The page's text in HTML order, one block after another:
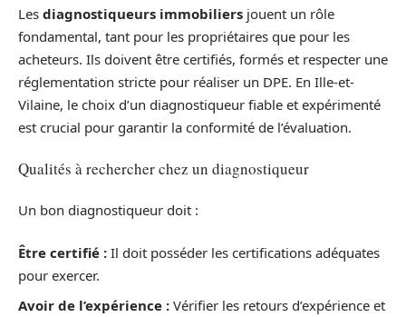
Les diagnostiqueurs immobiliers jouent un rôle
fondamental, tant pour les propriétaires que pour les
acheteurs. Ils doivent être certifiés, formés et respecter une
réglementation stricte pour réaliser un DPE. En Ille-et-
Vilaine, le choix d’un diagnostiqueur fiable et expérimenté
est crucial pour garantir la conformité de l’évaluation.
Qualités à rechercher chez un diagnostiqueur
Un bon diagnostiqueur doit :
Être certifié : Il doit posséder les certifications adéquates
pour exercer.
Avoir de l’expérience : Vérifier les retours d’expérience et